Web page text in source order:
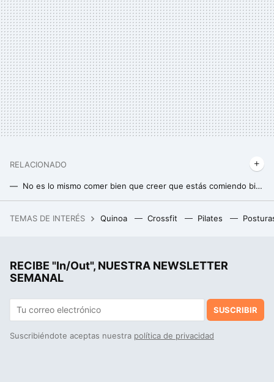
RELACIONADO
No es lo mismo comer bien que creer que estás comiendo bien: estos son los tres errores que solemos cometer al empezar la dieta en septiembre
Este vino tinto de Mercadona te conquistará: es ideal para cualquier ocasión (y nadie sabrá que cuesta menos de 3 euros)
TEMAS DE INTERÉS Quinoa Crossfit Pilates
RECIBE "In/Out", NUESTRA NEWSLETTER
SEMANAL
SUSCRIBIR
Suscribiéndote aceptas nuestra política de privacidad